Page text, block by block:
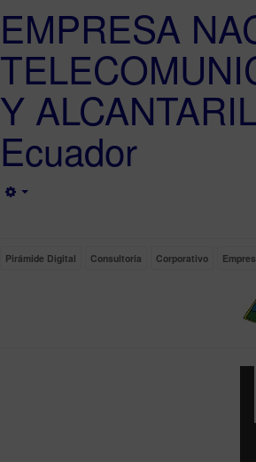
EMPRESA
Y
Ecuador
Pirámide Digital Consultoría Corporativo